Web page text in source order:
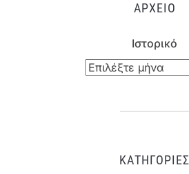
ΑΡΧΕΊΟ
Ιστορικό
ΚΑΤΗΓΟΡΊΕΣ